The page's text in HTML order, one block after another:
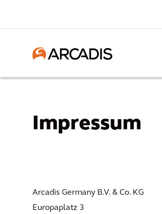
Impressum
Arcadis Germany B.V. & Co. KG
Europaplatz 3